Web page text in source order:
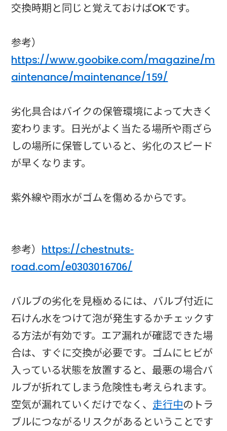
交換時期と同じと覚えておけばOKです。
参考）
https://www.goobike.com/magazine/m
aintenance/maintenance/159/
劣化具合はバイクの保管環境によって大きく
変わります。日光がよく当たる場所や雨ざら
しの場所に保管していると、劣化のスピード
が早くなります。
紫外線や雨水がゴムを傷めるからです。
参考） https://chestnuts-
road.com/e0303016706/
バルブの劣化を見極めるには、バルブ付近に
石けん水をつけて泡が発生するかチェックす
る方法が有効です。エア漏れが確認できた場
合は、すぐに交換が必要です。ゴムにヒビが
入っている状態を放置すると、最悪の場合バ
ルブが折れてしまう危険性も考えられます。
空気が漏れていくだけでなく、 走行中のトラ
ブルにつながるリスクがあるということです